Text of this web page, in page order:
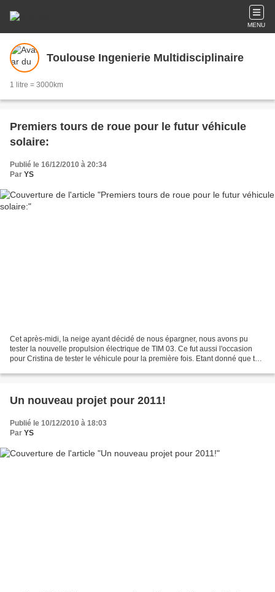
MENU
Toulouse Ingenierie Multidisciplinaire
1 litre = 3000km
Premiers tours de roue pour le futur véhicule
solaire:
Publié le 16/12/2010 à 20:34
Par YS
Cet après-midi, la neige ayant décidé de nous épargner, nous avons pu
tester la nouvelle propulsion électrique de TIM 03. Ce fut aussi l'occasion
pour Cristina de tester le véhicule pour la première fois. Etant donné que tout
Un nouveau projet pour 2011!
Publié le 10/12/2010 à 18:03
Par YS